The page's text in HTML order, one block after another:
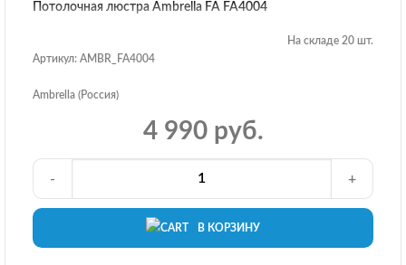
Потолочная люстра Ambrella FA FA4004
На складе 20 шт.
Артикул: AMBR_FA4004
Ambrella (Россия)
4 990 руб.
В КОРЗИНУ
- +